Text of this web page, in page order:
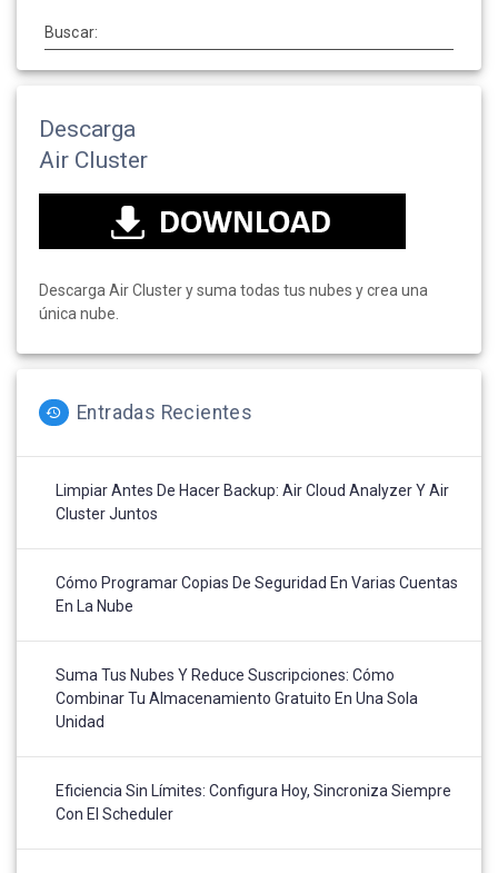
Buscar:
Descarga
Air Cluster
Descarga Air Cluster y suma todas tus nubes y crea una
única nube.
Entradas Recientes
Limpiar Antes De Hacer Backup: Air Cloud Analyzer Y Air
Cluster Juntos
Cómo Programar Copias De Seguridad En Varias Cuentas
En La Nube
Suma Tus Nubes Y Reduce Suscripciones: Cómo
Combinar Tu Almacenamiento Gratuito En Una Sola
Unidad
Eficiencia Sin Límites: Configura Hoy, Sincroniza Siempre
Con El Scheduler